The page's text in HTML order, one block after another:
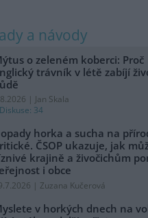
a návody
o zeleném koberci: Proč
trávník v létě zabíjí
| Jan Skala
Diskuse: 34
horka a sucha na
ČSOP ukazuje, jak
krajině a živočichům
i obce
| Zuzana Kučerová
v horkých dnech na